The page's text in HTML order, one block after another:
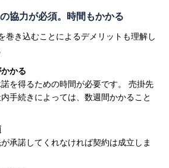
協力が必須。時間もかかる
巻き込むことによるデメリットも理解し
かる
を得るための時間が必要です。 売掛先
手続きによっては、数週間かかること
承諾してくれなければ契約は成立しま